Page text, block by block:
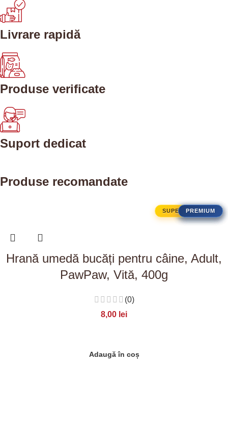
Livrare rapidă
Produse verificate
Suport dedicat
Produse recomandate
PREMIUM
Hrană umedă bucăți pentru câine, Adult,
PawPaw, Vită, 400g
(0)
8,00 lei
Adaugă în coș
PREMIUM
PREMIUM
SUPER PREMIUM
PREMIUM